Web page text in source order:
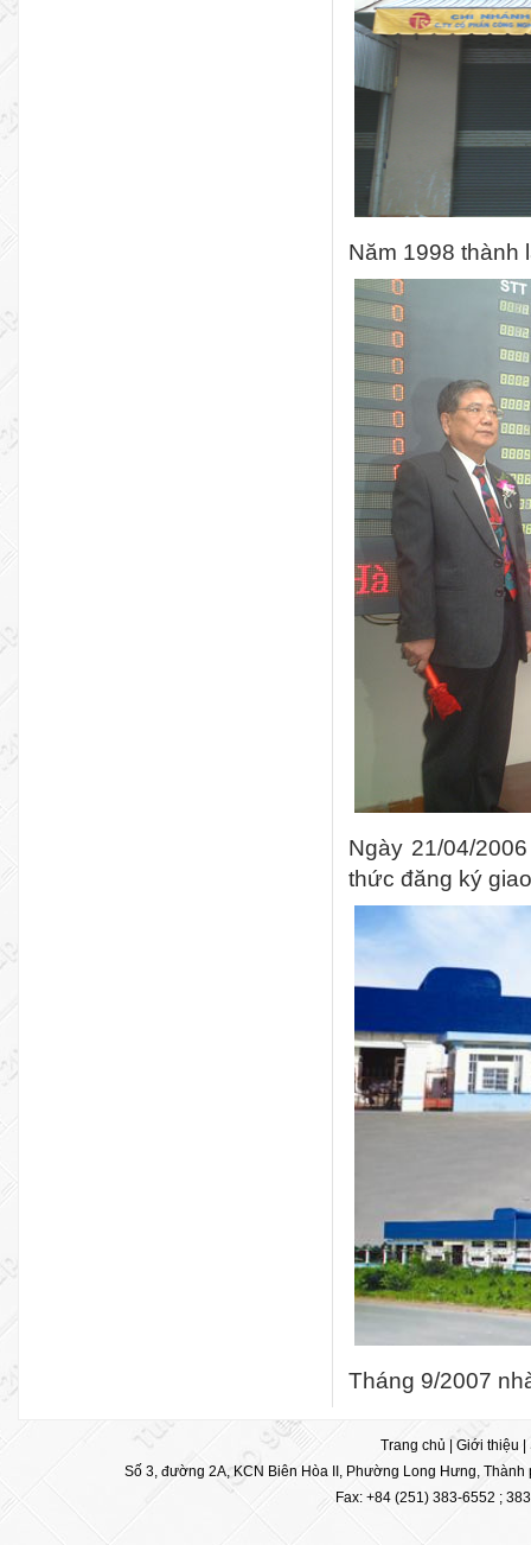
Năm 1998 thành
Ngày 21/04/
thức đăng ký
Tháng 9/2007
Trang chủ Giới thiệu
Số 3, đường 2A, KCN Biên Hòa II, Phường Long Hưng,
Fax: +84 (251) 383-6552 ;